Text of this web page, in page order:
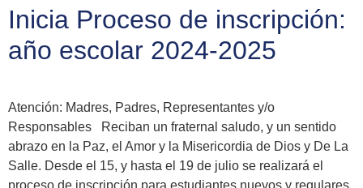
Inicia Proceso de inscripción:
año escolar 2024-2025
Atención: Madres, Padres, Representantes y/o
Responsables Reciban un fraternal saludo, y un sentido
abrazo en la Paz, el Amor y la Misericordia de Dios y De La
Salle. Desde el 15, y hasta el 19 de julio se realizará el
proceso de inscripción para estudiantes nuevos y regulares,